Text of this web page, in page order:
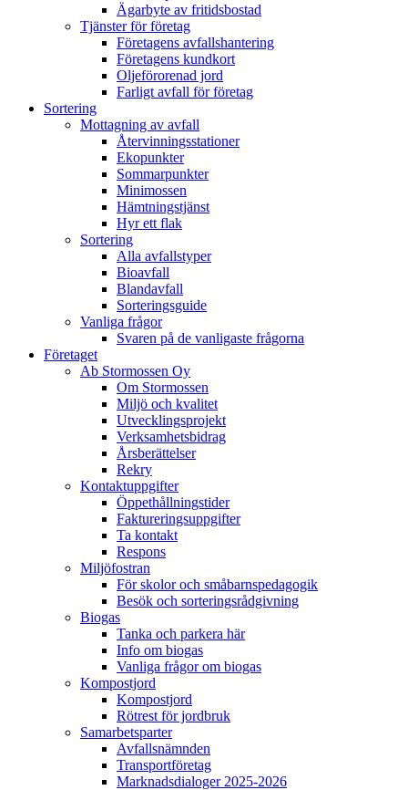
Ägarbyte av fritidsbostad
Tjänster för företag
Företagens avfallshantering
Företagens kundkort
Oljeförorenad jord
Farligt avfall för företag
Sortering
Mottagning av avfall
Återvinningsstationer
Ekopunkter
Sommarpunkter
Minimossen
Hämtningstjänst
Hyr ett flak
Sortering
Alla avfallstyper
Bioavfall
Blandavfall
Sorteringsguide
Vanliga frågor
Svaren på de vanligaste frågorna
Företaget
Ab Stormossen Oy
Om Stormossen
Miljö och kvalitet
Utvecklingsprojekt
Verksamhetsbidrag
Årsberättelser
Rekry
Kontaktuppgifter
Öppethållningstider
Faktureringsuppgifter
Ta kontakt
Respons
Miljöfostran
För skolor och småbarnspedagogik
Besök och sorteringsrådgivning
Biogas
Tanka och parkera här
Info om biogas
Vanliga frågor om biogas
Kompostjord
Kompostjord
Rötrest för jordbruk
Samarbetsparter
Avfallsnämnden
Transportföretag
Marknadsdialoger 2025-2026